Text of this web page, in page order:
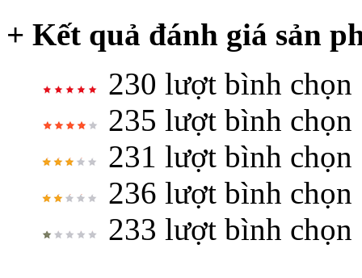
+ Kết quả đánh giá sản
230 lượt bình chọn
235 lượt bình chọn
231 lượt bình chọn
236 lượt bình chọn
233 lượt bình chọn